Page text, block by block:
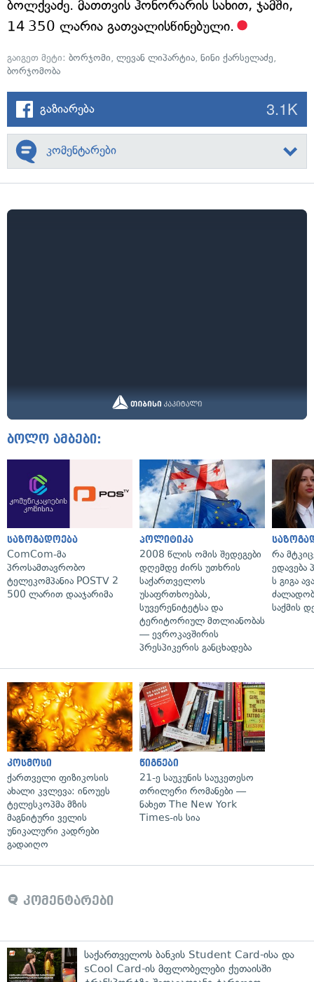
ბოლქვაძე. მათთვის ჰონორარის სახით, ჯამში,
14 350 ლარია გათვალისწინებული.
გაიგეთ მეტი: ბორჯომი, ლევან ლიპარტია, ნინი ქარსელაძე,
ბორჯომობა
გაზიარება 3.1K
კომენტარები
ბოლო ამბები:
საზოგადოება
ComCom-მა
პროსამთავრობო
ტელეკომპანია POSTV 2
500 ლარით დააჯარიმა
პოლიტიკა
2008 წლის ომის შედეგები
დღემდე ძირს უთხრის
საქართველოს
უსაფრთხოებას,
სუვერენიტეტსა და
ტერიტორიულ მთლიანობას
— ევროკავშირის
პრესპიკერის განცხადება
რა
ედავება
ს გიგა
საქმის
კოსმოსი
ქართველი ფიზიკოსის
ახალი კვლევა: ინოუეს
ტელესკოპმა მზის
მაგნიტური ველის
უნიკალური კადრები
გადაიღო
წიგნები
21-ე საუკუნის საუკეთესო
თრილერი რომანები —
ნახეთ The New York
Times-ის სია
კომენტარები
საქართველოს ბანკის Student Card-ისა და
sCool Card-ის მფლობელები ქუთაისში